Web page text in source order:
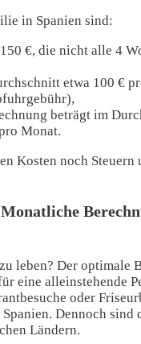
in Spanien sind:
€, die nicht alle 4
etwa 100 €
beträgt im
Monat.
Kosten noch Steuern
leben? Der optimale
eine alleinstehende
oder
Dennoch sind
Ländern.